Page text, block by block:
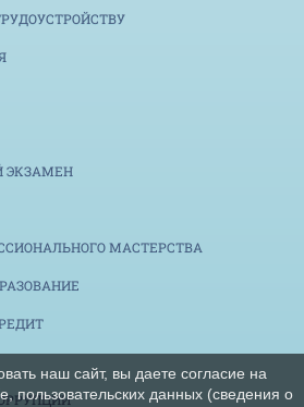
ЭКЗАМЕН
МАСТЕРСТВА
наш сайт, вы даете согласие на
пользовательских данных (сведения о